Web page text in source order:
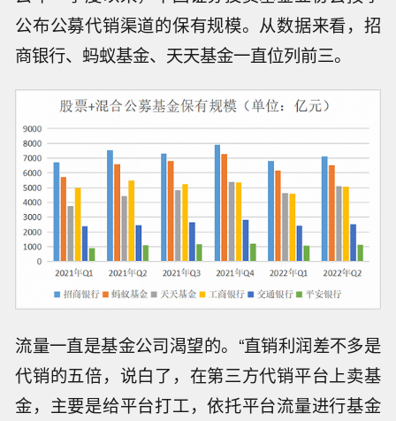
公布公募代销渠道的保有规模。从数据来看，招
商银行、蚂蚁基金、天天基金一直位列前三。
流量一直是基金公司渴望的。“直销利润差不多是
代销的五倍，说白了，在第三方代销平台上卖基
金，主要是给平台打工，依托平台流量进行基金